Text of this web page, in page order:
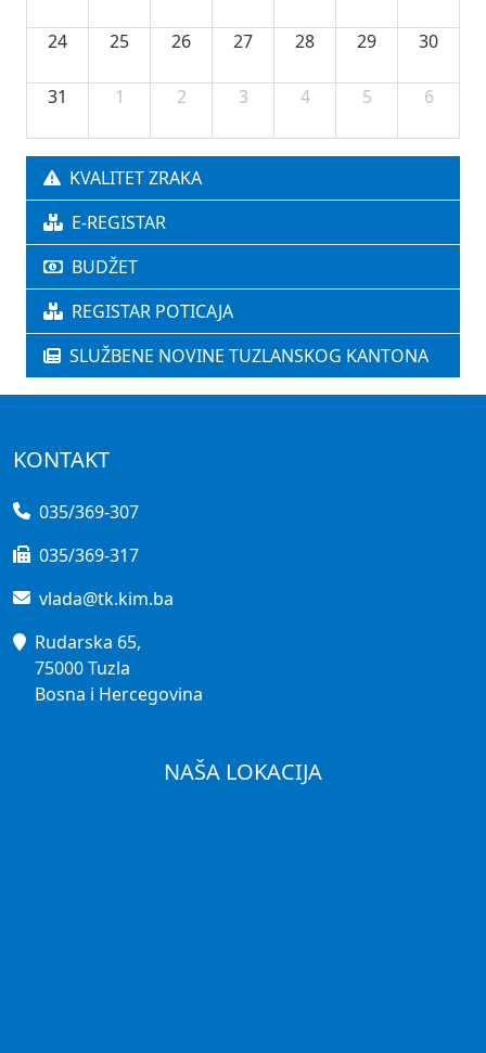
24 25 26 27 28 29 30
31 1 2 3 4 5 6
KVALITET ZRAKA
E-REGISTAR
BUDŽET
REGISTAR POTICAJA
SLUŽBENE NOVINE TUZLANSKOG KANTONA
KONTAKT
035/369-307
035/369-317
vlada@tk.kim.ba
Rudarska 65,
75000 Tuzla
Bosna i Hercegovina
NAŠA LOKACIJA